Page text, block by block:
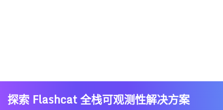
探索 Flashcat 全栈可观测性解决方案